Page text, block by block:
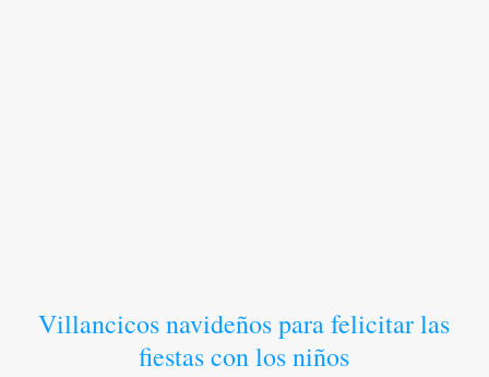
Villancicos navideños para felicitar las
fiestas con los niños